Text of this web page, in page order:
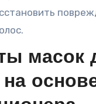
масок